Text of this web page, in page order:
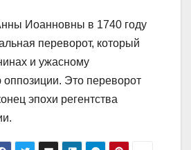
Иоанновны в 1740 году
переворот, который
и ужасному
Это переворот
эпохи регентства